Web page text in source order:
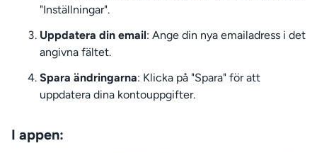
"Inställningar".
Uppdatera din email: Ange din nya emailadress i det
angivna fältet.
Spara ändringarna: Klicka på "Spara" för att
uppdatera dina kontouppgifter.
I appen: